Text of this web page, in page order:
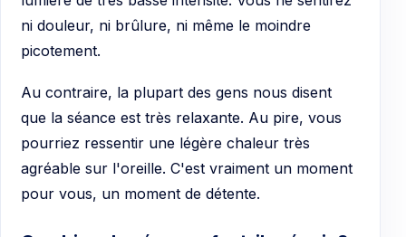
ni douleur, ni brûlure, ni même le moindre
picotement.
Au contraire, la plupart des gens nous disent
que la séance est très relaxante. Au pire, vous
pourriez ressentir une légère chaleur très
agréable sur l'oreille. C'est vraiment un moment
pour vous, un moment de détente.